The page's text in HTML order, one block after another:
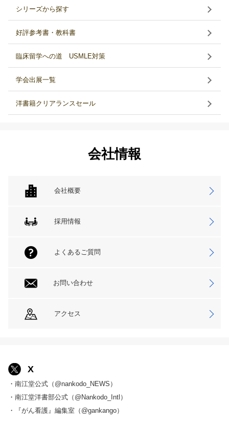
シリーズから探す
好評参考書・教科書
臨床留学への道 USMLE対策
学会出展一覧
洋書籍クリアランスセール
会社情報
会社概要
採用情報
よくあるご質問
お問い合わせ
アクセス
X
・南江堂公式（@nankodo_NEWS）
・南江堂洋書部公式（@Nankodo_Intl）
・『がん看護』編集室（@gankango）